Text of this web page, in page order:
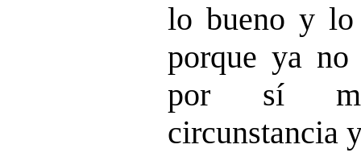
lo bueno y
porque ya
por sí
circunstancia